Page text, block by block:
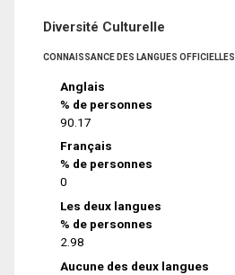
Diversité Culturelle
CONNAISSANCE DES LANGUES OFFICIELLES
Anglais
% de personnes
90.17
Français
% de personnes
0
Les deux langues
% de personnes
2.98
Aucune des deux langues